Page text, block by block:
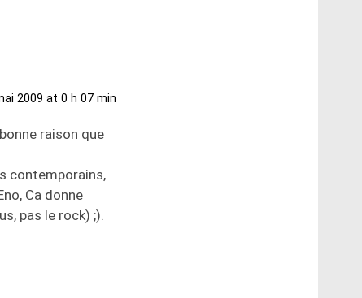
2009 at 0 h 07 min
raison que
contemporains,
Ca donne
pas le rock) ;).